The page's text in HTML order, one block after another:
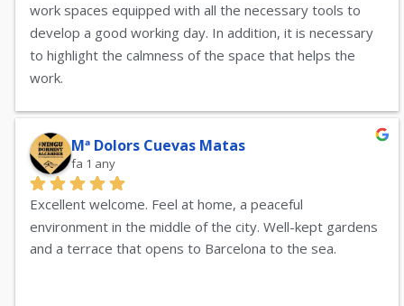
work spaces equipped with all the necessary tools to
develop a good working day. In addition, it is necessary
to highlight the calmness of the space that helps the
work.
Mª Dolors Cuevas Matas
fa 1 any
Excellent welcome. Feel at home, a peaceful
environment in the middle of the city. Well-kept gardens
and a terrace that opens to Barcelona to the sea.